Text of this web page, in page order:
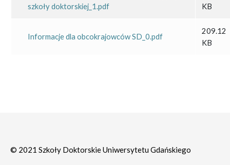
szkoły doktorskiej_1.pdf
KB
Informacje dla obcokrajowców SD_0.pdf
209.12
KB
© 2021 Szkoły Doktorskie Uniwersytetu Gdańskiego